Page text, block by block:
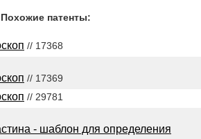
Похожие патенты:
// 17368
// 17369
// 29781
- шаблон для определения